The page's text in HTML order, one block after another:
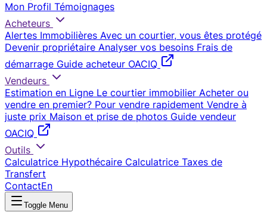
Mon Profil Témoignages
Acheteurs
Alertes Immobilières Avec un courtier, vous êtes protégé
Devenir propriétaire Analyser vos besoins Frais de
démarrage Guide acheteur OACIQ
Vendeurs
Estimation en Ligne Le courtier immobilier Acheter ou
vendre en premier? Pour vendre rapidement Vendre à
juste prix Maison et prise de photos Guide vendeur
OACIQ
Outils
Calculatrice Hypothécaire Calculatrice Taxes de
Transfert
ContactEn
Toggle Menu